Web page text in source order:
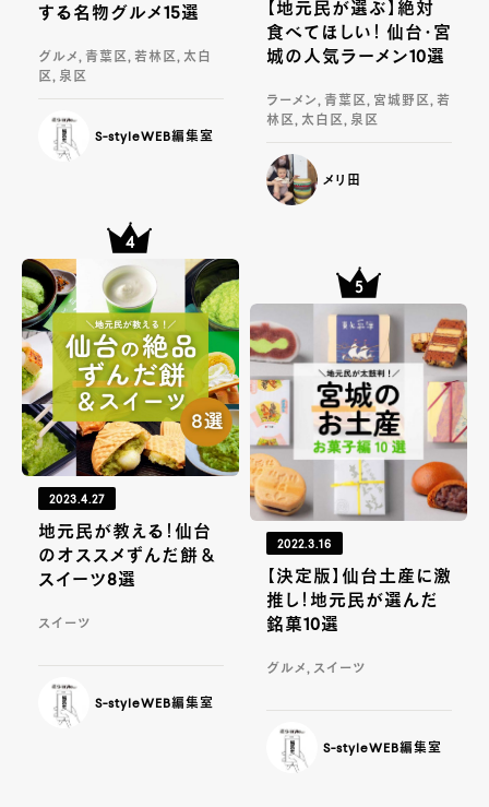
する名物グルメ15選
グルメ, 青葉区, 若林区, 太白
区, 泉区
S-styleWEB編集室
【地元民が選ぶ】絶対
食べてほしい！ 仙台・宮
城の人気ラーメン10選
ラーメン, 青葉区, 宮城野区, 若
林区, 太白区, 泉区
メリ田
2023.4.27
地元民が教える！仙台
のオススメずんだ餅＆
スイーツ8選
スイーツ
S-styleWEB編集室
2022.3.16
【決定版】仙台土産に激
推し！地元民が選んだ
銘菓10選
グルメ, スイーツ
S-styleWEB編集室